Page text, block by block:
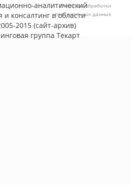
аналитический
и консалтинг в области
2015 (сайт-архив)
группа Текарт
Политика обработки
персональных данных